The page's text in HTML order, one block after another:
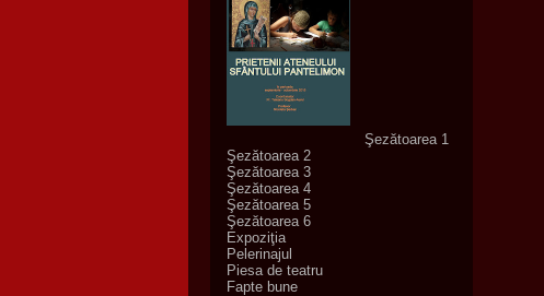
Şezătoarea 1
Şezătoarea 2
Şezătoarea 3
Şezătoarea 4
Şezătoarea 5
Şezătoarea 6
Expoziţia
Pelerinajul
Piesa de teatru
Fapte bune